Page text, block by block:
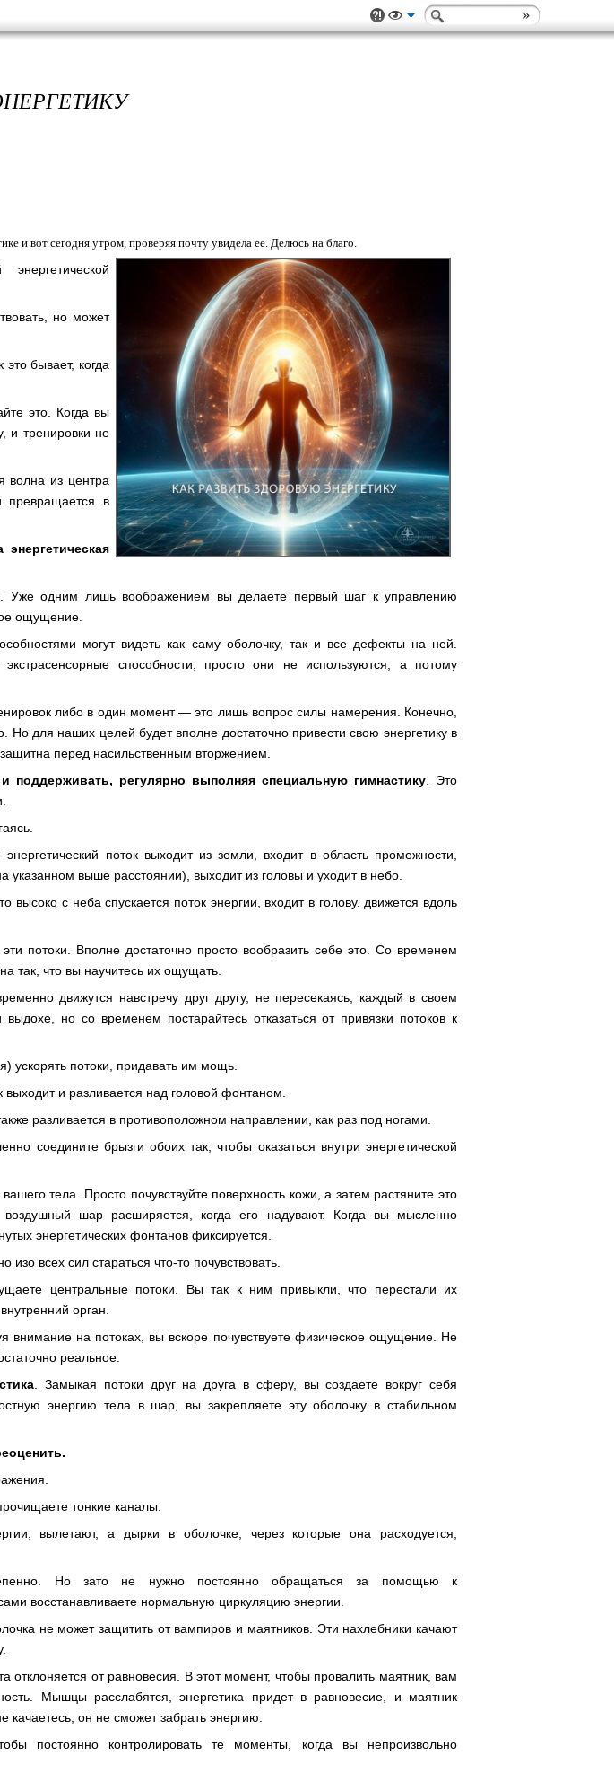
и вот сегодня утром, проверяя почту увидела ее. Делюсь на благо.
но может
бывает, когда
это. Когда вы
и тренировки не
волна из центра
превращается в
Уже одним лишь воображением вы делаете первый шаг к управлению
ощущение.
могут видеть как саму оболочку, так и все дефекты на ней.
способности, просто они не используются, а потому
либо в один момент — это лишь вопрос силы намерения. Конечно,
Но для наших целей будет вполне достаточно привести свою энергетику в
перед насильственным вторжением.
поддерживать, регулярно выполняя специальную гимнастику . Это
поток выходит из земли, входит в область промежности,
указанном выше расстоянии), выходит из головы и уходит в небо.
высоко с неба спускается поток энергии, входит в голову, движется вдоль
потоки. Вполне достаточно просто вообразить себе это. Со временем
так, что вы научитесь их ощущать.
движутся навстречу друг другу, не пересекаясь, каждый в своем
но со временем постарайтесь отказаться от привязки потоков к
ускорять потоки, придавать им мощь.
и разливается над головой фонтаном.
разливается в противоположном направлении, как раз под ногами.
соедините брызги обоих так, чтобы оказаться внутри энергетической
тела. Просто почувствуйте поверхность кожи, а затем растяните это
шар расширяется, когда его надувают. Когда вы мысленно
энергетических фонтанов фиксируется.
всех сил стараться что-то почувствовать.
центральные потоки. Вы так к ним привыкли, что перестали их
орган.
внимание на потоках, вы вскоре почувствуете физическое ощущение. Не
реальное.
. Замыкая потоки друг на друга в сферу, вы создаете вокруг себя
энергию тела в шар, вы закрепляете эту оболочку в стабильном
тонкие каналы.
вылетают, а дырки в оболочке, через которые она расходуется,
Но зато не нужно постоянно обращаться за помощью к
восстанавливаете нормальную циркуляцию энергии.
не может защитить от вампиров и маятников. Эти нахлебники качают
отклоняется от равновесия. В этот момент, чтобы провалить маятник, вам
Мышцы расслабятся, энергетика придет в равновесие, и маятник
качаетесь, он не сможет забрать энергию.
постоянно контролировать те моменты, когда вы непроизвольно